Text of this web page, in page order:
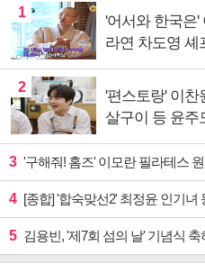
1
'어서와 한국은
라연 차도영 셰
2
'편스토랑' 이찬
살구이 등 윤주
3 '구해줘! 홈즈' 이모란 필라테스 원장
4 [종합] '합숙맞선2' 최정윤 인기녀 등
5 김용빈, '제7회 섬의 날' 기념식 축